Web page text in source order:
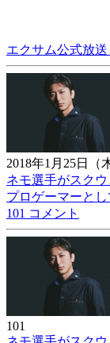
エクサム公式放送
2018年1月25日（
ネモ選手がスク
プロゲーマーと
101 コメント
101